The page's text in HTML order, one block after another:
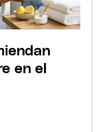
en el